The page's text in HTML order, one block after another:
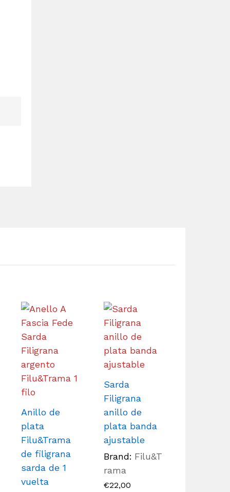
Anillo de
plata
Filu&Trama
de filigrana
sarda de 1
vuelta
Sarda
Filigrana
anillo de
plata banda
ajustable
Brand: Filu&T
rama
€22,00